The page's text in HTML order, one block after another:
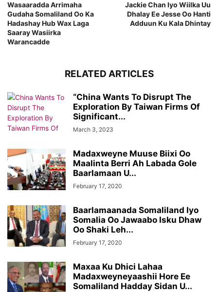
Wasaaradda Arrimaha
Gudaha Somaliland Oo Ka
Hadashay Hub Wax Laga
Saaray Wasiirka
Warancadde
Jackie Chan Iyo Wiilka Uu
Dhalay Ee Jesse Oo Hanti
Adduun Ku Kala Dhintay
RELATED ARTICLES
“China Wants To Disrupt The
Exploration By Taiwan Firms Of
Significant...
March 3, 2023
Madaxweyne Muuse Biixi Oo
Maalinta Berri Ah Labada Gole
Baarlamaan U...
February 17, 2020
Baarlamaanada Somaliland Iyo
Somalia Oo Jawaabo Isku Dhaw
Oo Shaki Leh...
February 17, 2020
Maxaa Ku Dhici Lahaa
Madaxweyneyaashii Hore Ee
Somaliland Hadday Sidan U...